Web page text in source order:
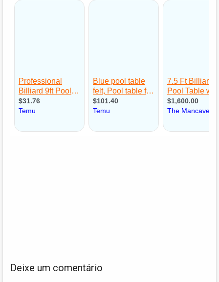
Deixe um comentário